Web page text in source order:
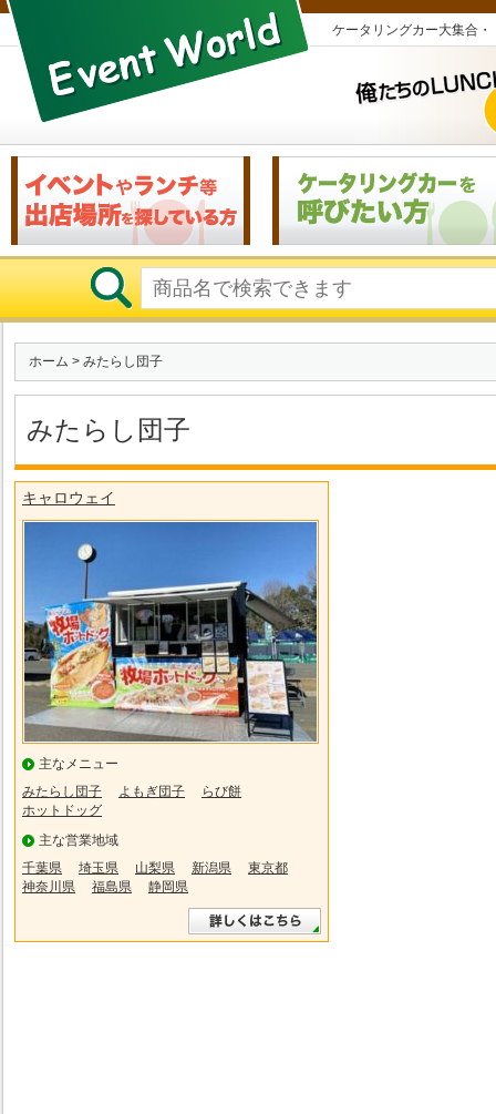
ケータリングカー大集合
ホーム > みたらし団子
みたらし団子
キャロウェイ
主なメニュー
みたらし団子
よもぎ団子
らび餅
ホットドッグ
主な営業地域
千葉県
埼玉県 山梨県 新潟県
東京都
神奈川県
福島県 静岡県